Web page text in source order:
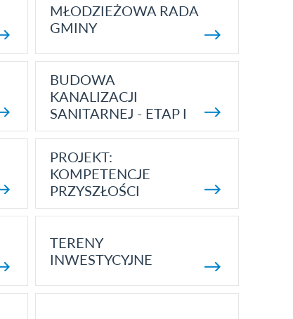
MŁODZIEŻOWA RADA
GMINY
BUDOWA
KANALIZACJI
SANITARNEJ - ETAP I
PROJEKT:
KOMPETENCJE
PRZYSZŁOŚCI
TERENY
INWESTYCYJNE